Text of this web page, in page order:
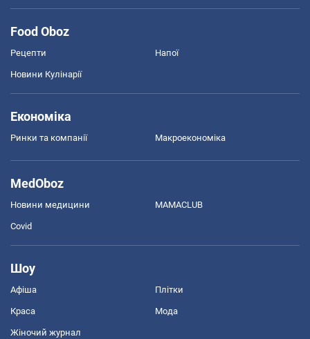
Food Oboz
Рецепти Напої
Новини Кулінарії
Економіка
Ринки та компанії Макроекономіка
MedOboz
Новини медицини MAMACLUB
Covid
Шоу
Афіша Плітки
Краса Мода
Жіночий журнал